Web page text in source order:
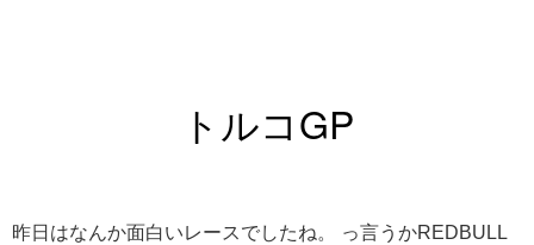
トルコGP
昨日はなんか面白いレースでしたね。 っ言うかREDBULL